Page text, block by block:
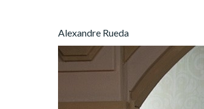
Alexandre Rueda